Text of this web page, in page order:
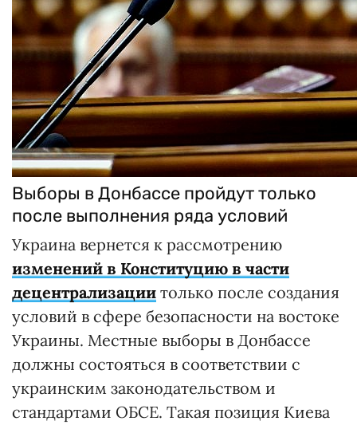
Выборы в Донбассе пройдут только
после выполнения ряда условий
Украина вернется к рассмотрению
изменений в Конституцию в части
децентрализации только после создания
условий в сфере безопасности на востоке
Украины. Местные выборы в Донбассе
должны состояться в соответствии с
украинским законодательством и
стандартами ОБСЕ. Такая позиция Киева